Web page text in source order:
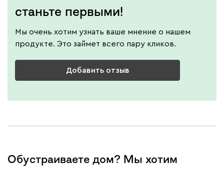
станьте первыми!
Мы очень хотим узнать ваше мнение о нашем
продукте. Это займет всего пару кликов.
Добавить отзыв
Обустраиваете дом? Мы хотим